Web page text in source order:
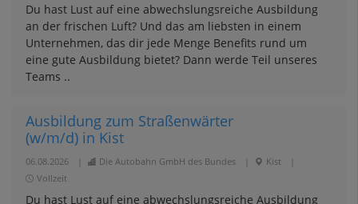
Du hast Lust auf eine abwechslungsreiche Ausbildung
an der frischen Luft? Und das am liebsten in einem
Unternehmen, das dir jede Menge Benefits rund um
eine gute Ausbildung bietet? Dann werde Teil unseres
Teams ..
Ausbildung zum Straßenwärter
(w/m/d) in Kist
06.08.2026 Die Autobahn GmbH des Bundes Kist
Vollzeit
Du hast Lust auf eine abwechslungsreiche Ausbildung